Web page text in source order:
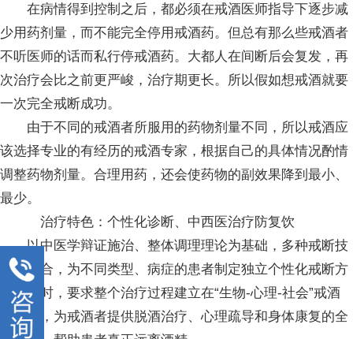
在病情得到控制之后，都必须在戒酒医师指导下逐步减
少用药剂量，而不能完全停用戒酒药。但总有那么些戒酒者
不听医师的话而私行停戒酒药。大都人在间断后会复发，再
次治疗会比之前更严峻，治疗期更长。所以假如想戒酒就要
一次完全戒断成功。
由于不同的戒酒者所服用的药物剂量不同，所以戒酒应
该选择专业的有经历的戒酒专家，根据自己的具体情况酌情
调整药物剂量。合理用药，还会使药物的副效果降到最小、
最少。
治疗特色：个性化诊断、中西医治疗防复饮
以中医学辩证施治、整体调理理论为基础，多种戒断技
术相结合，为不同类型、病症的患者制定独立个性化戒断方
案。同时，要求整个治疗过程建立在“生物-心理-社会”戒酒
模式上，为戒酒者提供脱酒治疗、心理疏导和身体康复的全